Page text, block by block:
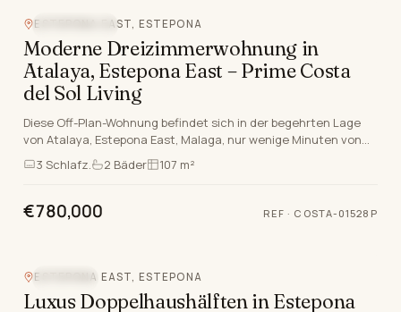
ESTEPONA EAST, ESTEPONA
Moderne Dreizimmerwohnung in
Atalaya, Estepona East – Prime Costa
del Sol Living
Diese Off-Plan-Wohnung befindet sich in der begehrten Lage
von Atalaya, Estepona East, Malaga, nur wenige Minuten von
den herrlichen Stränden und erstklassigen…
3 Schlafz. 2 Bäder 107 m²
€780,000 REF · COSTA-01528P
ESTEPONA EAST, ESTEPONA
Luxus Doppelhaushälften in Estepona